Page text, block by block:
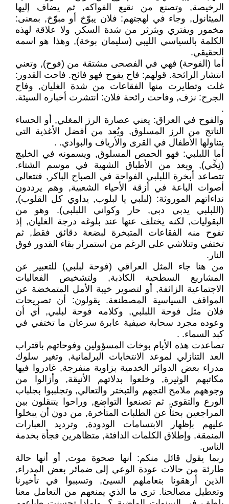
الرخيصة, وتصنع من نقيع الفواكه, ثم يضاف إليها
الميثانول, وجاء في لهجتهم: فلان يبوّخ أو مبوّخ, بمعنى:
مخمور ويفتري ويثرثر من شدة السكر, ولا علاقة لهذه
الكلمة بالسياسي الليبي (سليمان بوخة), وهذا هو اسمه
الحقيقي.
أما (الفوحة) فهي في الفصحى مشتقة من (فوح), وتعني
انتشار الرائحة. قولهم: فاح يفوح فهو فائح. فاحت القدور:
غلت وتطايرت منها الفقاعات من شدة الغليان, وفاح
الجرح: نزف, وفاحت رائحة فلان: انتشرت أخباره السيئة.
.
والفوح في العراق: يعني عصارة الرز المغلي, أو الحساء
الناتج من الرز المسلوق, ويُعد من أفضل الأغذية التي
يتناولها الأطفال في القرى والأرياف والبوادي. .
أما اللبلبي: فهو الحمص المسلوق, ويسمونه في الخليج
(نِخِّي), ويعد من الأطباق الشهية في موسم الشتاء.
تتصاعد أبخرة اللبلبي الفواحة في الصباح الباكر, فتتعالى
أصوات الباعة في أزقة الأحياء الشعبية, وهم يرددون
نداءاتهم الموروثة: (لبلبي يا لبلوب, يداوي كل القلوب),
(اللبلبي يدبي دبي, حار وكواني اللبلبي). وهو من
البقوليات, لكنه يختلف عنها عند بلوغه درجة الغليان, إذ
تفوح منه الفقاعات المتبخرة لبضعة دقائق فقط, ثم
تختفي وتتلاشي على الرغم من استمرار بقاء القدور فوق
النار.
من هنا جاء المثل العراقي (فوحة لبلبي) للتعبير عن
المشاريع السطحية الكاذبة, ولتشخيص الفعاليات
الاجتماعية الزائفة, أو لتصوير خيبة الأمل المتمخضة عن
المواقف السياسية المصطنعة. يقولون: أن تصريحات
فلان مثل فوحة اللبلبي, وكلامه فوحة لبلبي, أي أن
وعوده مجرد سحابة صيفية عابرة سرعان ما تختفي في
كبد السماء. .
تصاعدت هذه الأيام بوخات المسؤولين وفوحاتهم باقتراب
العد التنازلي لموعد الانتخابات البرلمانية, وتغير سلوك
مدراء بعض الدوائر الخدمية بزاوية منفرجة, غادروا فيها
مكاتبهم الوثيرة, وخلعوا بدلاتهم الأنيقة, وأزالوا من
وجوههم ملامح التجهم والتبختر والتعالي, وتجلببوا بجلباب
الورع والتقوى, ثم تصنعوا التواضع, وراحوا يتنقلون بين
المراجعين بحثاً عن الطلبات المتأخرة, من دون أن يبخلوا
عليهم بإظهار الابتسامات الودودة, وترديد العبارات
المنمقة, وإطلاق الكلمات الدافئة, متظاهرين فجأة بخدمة
الناس.
ربما يقول قائل منكم: أنها صحوة موت, أو أنها حالة
طارئة من حالات عودة الوعي إلى ضمائر بعض المدراء,
الذين أرهقونا بتعاملهم السيئ, وتسببوا في تأخيرنا
وتعطيل مصالحنا. ترى ما الذي يمنعهم من التعامل معنا